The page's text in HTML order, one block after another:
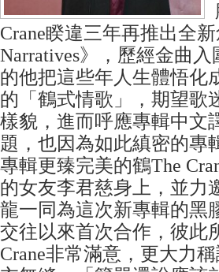
Crane睽違三年再推出全
Narratives》，歷經金曲
的他把這些年人生體悟化
的「鶴式情歌」，期望歌
樣貌，進而呼應專輯中文
題，也因為如此縝密的專
專輯更臻完美的鶴The
的女友李君慈身上，並力
龍一同為這次新專輯的黑
交往以來首次合作，彼此
Crane非常滿意，更大力